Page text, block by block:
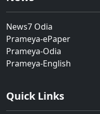
News7 Odia
Prameya-ePaper
Prameya-Odia
Prameya-English
Quick Links